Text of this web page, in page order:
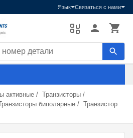
Язык Связаться с нами
активные / Транзисторы /
биполярные / Транзистор